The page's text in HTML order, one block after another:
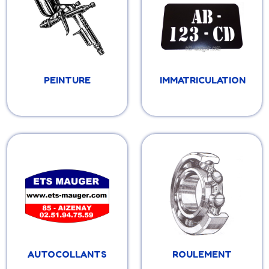
PEINTURE
peinture / après /
vernis, papier de verre
IMMATRICULATION
support de plaque,
rivets, éclairage de
plaque
AUTOCOLLANTS
Peugeot, Motobécane,
Pin-up, etc...
ROULEMENT
Roulement étanche,
roulement de roue,
roulement de
vilebrequin, roulement
de direction etc....